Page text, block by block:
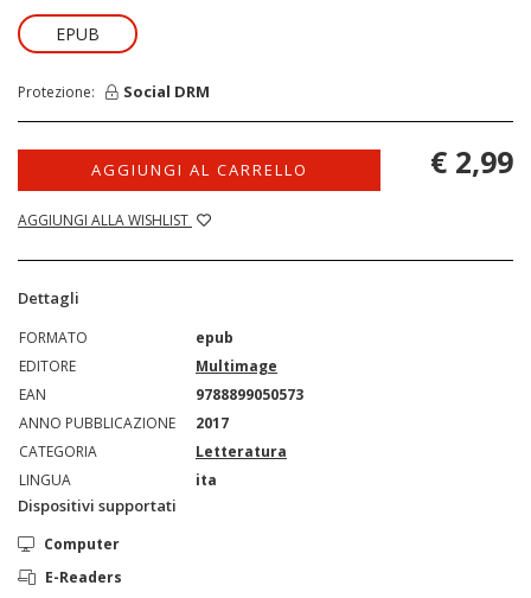
EPUB
Protezione: Social DRM
AGGIUNGI AL CARRELLO
AGGIUNGI ALLA WISHLIST
€ 2,99
Dettagli
FORMATO
epub
EDITORE
Multimage
EAN
9788899050573
ANNO PUBBLICAZIONE
2017
CATEGORIA
Letteratura
LINGUA
ita
Dispositivi supportati
Computer
E-Readers